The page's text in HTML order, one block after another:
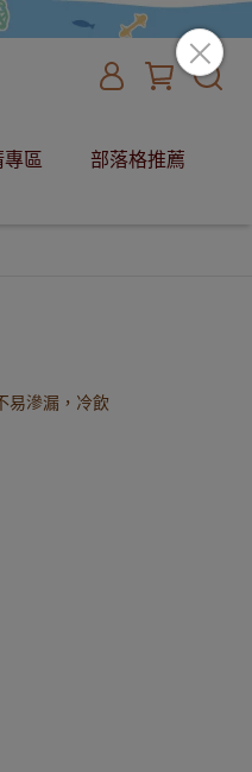
區
部落格推薦
易滲漏，冷飲